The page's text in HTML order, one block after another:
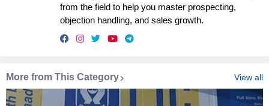
from the field to help you master prospecting,
objection handling, and sales growth.
More from This Category View all